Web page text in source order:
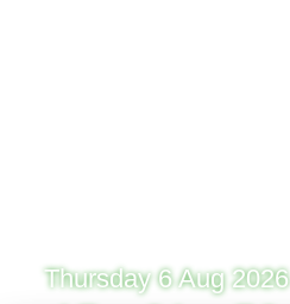
Thursday 6 Aug 2026